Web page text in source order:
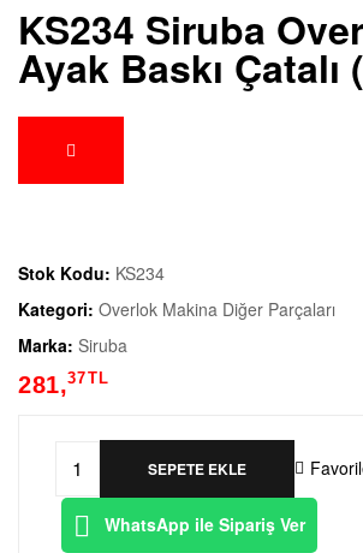
KS234 Siruba
Ayak Baskı Çatalı
Stok Kodu: KS234
Kategori: Overlok Makina Diğer Parçaları
Marka: Siruba
281,37TL
SEPETE EKLE
WhatsApp ile Sipariş Ver